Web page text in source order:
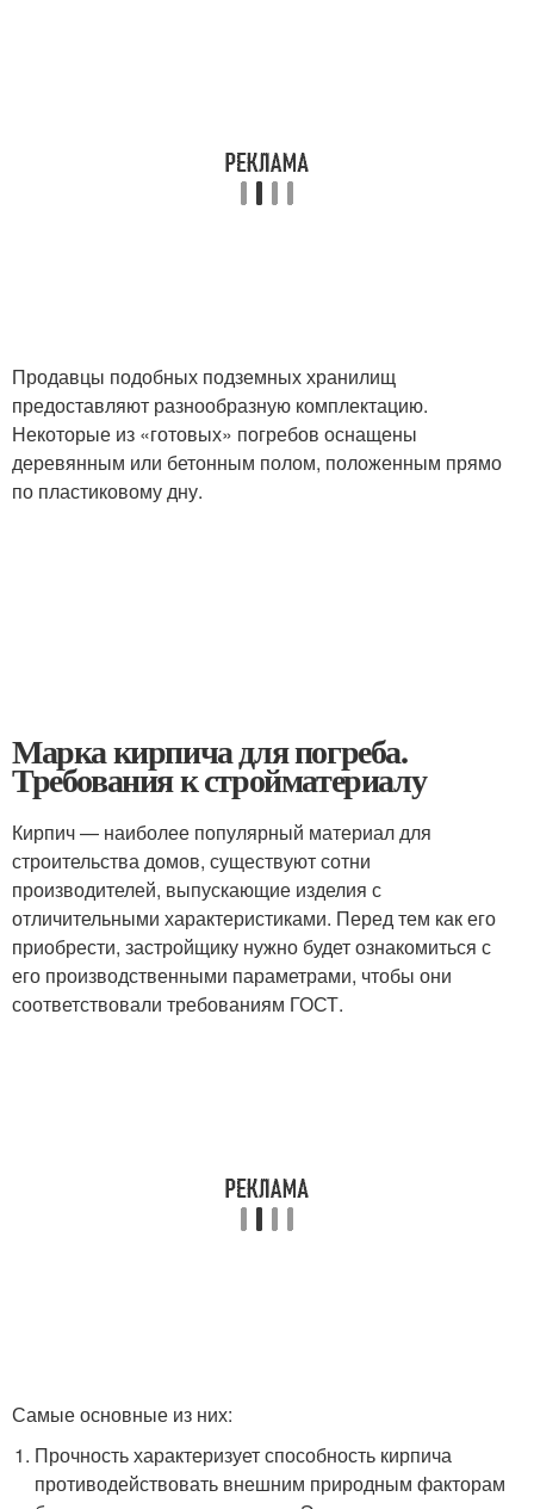
Продавцы подобных подземных хранилищ
предоставляют разнообразную комплектацию.
Некоторые из «готовых» погребов оснащены
деревянным или бетонным полом, положенным прямо
по пластиковому дну.
Марка кирпича для погреба.
Требования к стройматериалу
Кирпич — наиболее популярный материал для
строительства домов, существуют сотни
производителей, выпускающие изделия с
отличительными характеристиками. Перед тем как его
приобрести, застройщику нужно будет ознакомиться с
его производственными параметрами, чтобы они
соответствовали требованиям ГОСТ.
Самые основные из них:
Прочность характеризует способность кирпича
противодействовать внешним природным факторам